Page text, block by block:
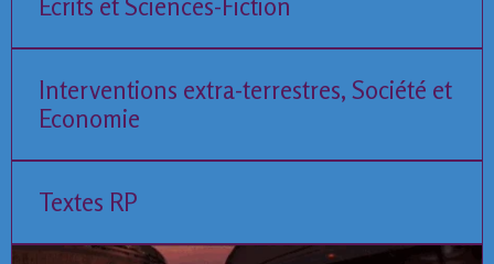
Ecrits et Sciences-Fiction
Interventions extra-terrestres, Société et
Economie
Textes RP